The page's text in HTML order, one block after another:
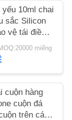
yếu 10ml chai
sắc Silicon
vệ tái điền
cuộn silicone
miếng
cuộn hàng
cuộn đá
trên các